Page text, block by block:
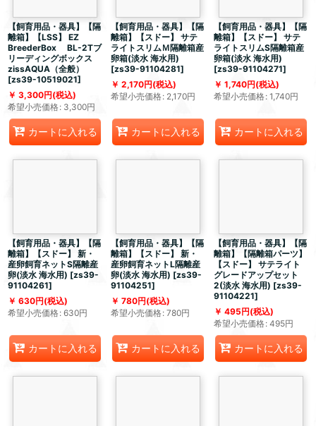
【飼育用品・器具】【隔
離箱】【LSS】 EZ
BreederBox BL-2Tブ
リーディングボックス
zissAQUA（全般）
[zs39-10519021]
3,300円(税込)
希望小売価格: 3,300円
カートに入れる
【飼育用品・器具】【隔
離箱】【スドー】 サテ
ライトスリムＭ隔離箱産
卵箱(淡水 海水用)
[zs39-91104281]
2,170円(税込)
希望小売価格: 2,170円
カートに入れる
【飼育用品・器具】【隔
離箱】【スドー】 サテ
ライトスリムS隔離箱産
卵箱(淡水 海水用)
[zs39-91104271]
1,740円(税込)
希望小売価格: 1,740円
カートに入れる
【飼育用品・器具】【隔
離箱】【スドー】 新・
産卵飼育ネットS隔離産
卵(淡水 海水用) [zs39-
91104261]
630円(税込)
希望小売価格: 630円
カートに入れる
【飼育用品・器具】【隔
離箱】【スドー】 新・
産卵飼育ネットL隔離産
卵(淡水 海水用) [zs39-
91104251]
780円(税込)
希望小売価格: 780円
カートに入れる
【飼育用品・器具】【隔
離箱】【隔離箱パーツ】
【スドー】 サテライト
グレードアップセット
2(淡水 海水用) [zs39-
91104221]
495円(税込)
希望小売価格: 495円
カートに入れる